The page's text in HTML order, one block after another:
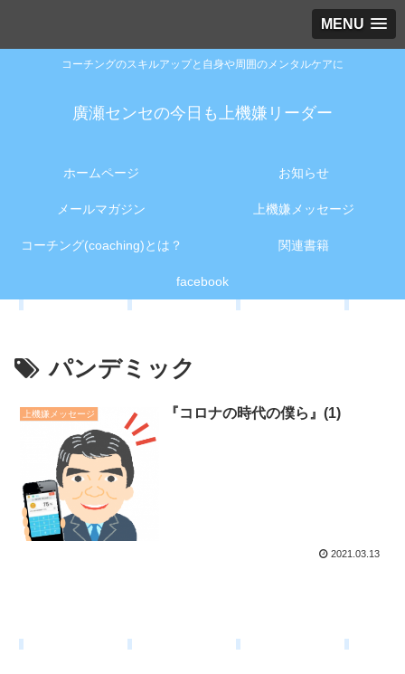
MENU
コーチングのスキルアップと自身や周囲のメンタルケアに
廣瀬センセの今日も上機嫌リーダー
ホームページ お知らせ
メールマガジン 上機嫌メッセージ
コーチング(coaching)とは？ 関連書籍
facebook
パンデミック
上機嫌メッセージ 『コロナの時代の僕ら』(1)
2021.03.13